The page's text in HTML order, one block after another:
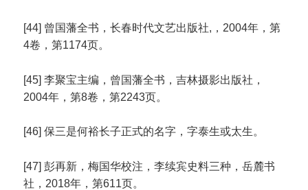
[44] 曾国藩全书，长春时代文艺出版社,，2004年，第
4卷，第1174页。
[45] 李聚宝主编，曾国藩全书，吉林摄影出版社，
2004年，第8卷，第2243页。
[46] 保三是何裕长子正式的名字，字泰生或太生。
[47] 彭再新，梅国华校注，李续宾史料三种，岳麓书
社，2018年，第611页。